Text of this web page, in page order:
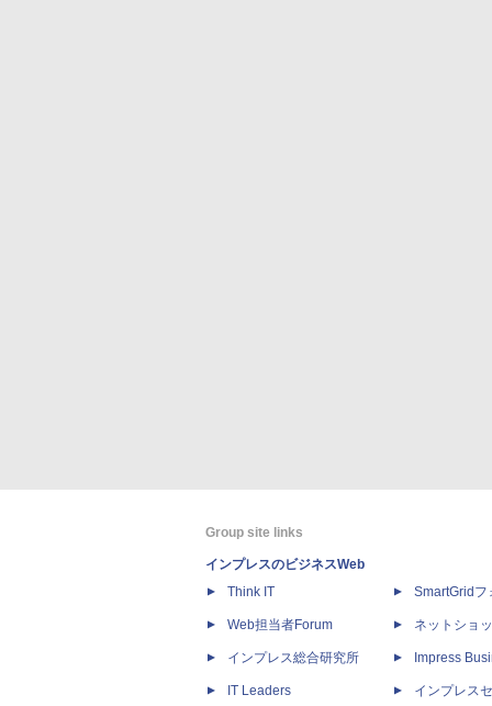
Group site links
インプレスのビジネスWeb
Think IT
Web担当者Forum
インプレス総合研究所
IT Leaders
SmartGridフ
ネットショ
Impress
インプレス